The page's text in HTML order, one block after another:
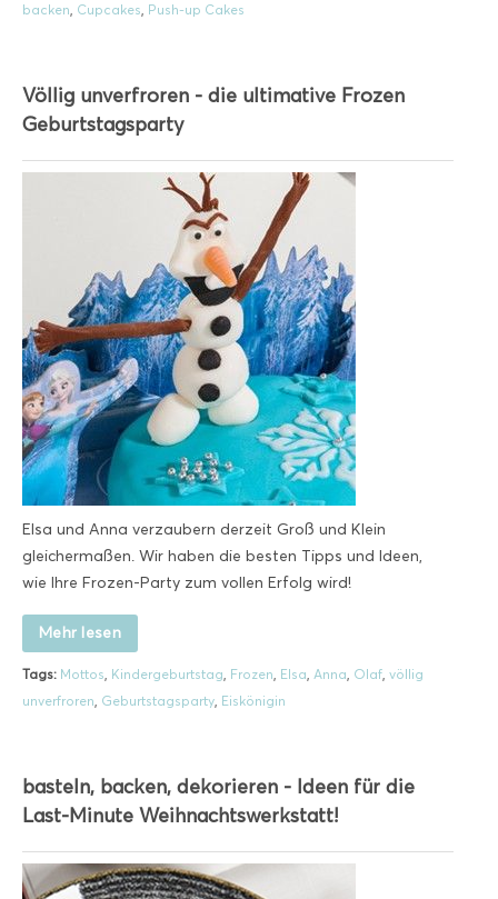
backen, Cupcakes, Push-up Cakes
Völlig unverfroren - die ultimative Frozen
Geburtstagsparty
Elsa und Anna verzaubern derzeit Groß und Klein
gleichermaßen. Wir haben die besten Tipps und Ideen,
wie Ihre Frozen-Party zum vollen Erfolg wird!
Mehr lesen
Tags: Mottos, Kindergeburtstag, Frozen, Elsa, Anna, Olaf, völlig
unverfroren, Geburtstagsparty, Eiskönigin
basteln, backen, dekorieren - Ideen für die
Last-Minute Weihnachtswerkstatt!